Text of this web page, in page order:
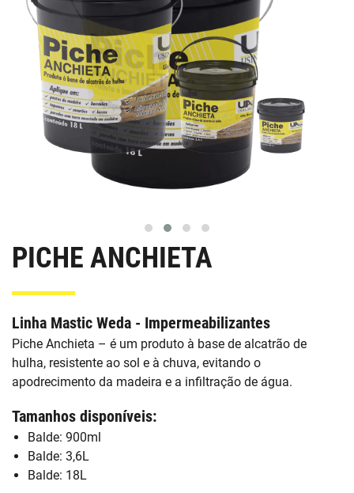
PICHE ANCHIETA
Linha Mastic Weda - Impermeabilizantes
Piche Anchieta – é um produto à base de alcatrão de
hulha, resistente ao sol e à chuva, evitando o
apodrecimento da madeira e a infiltração de água.
Tamanhos disponíveis:
Balde: 900ml
Balde: 3,6L
Balde: 18L